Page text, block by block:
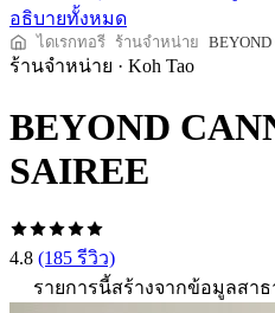
อธิบายทั้งหมด
ไดเรกทอรี ร้านจำหน่าย
ร้านจำหน่าย · Koh Tao
BEYOND
SAIREE
4.8 (185 รีวิว)
รายการนี้สร้างจากข้อมูลส